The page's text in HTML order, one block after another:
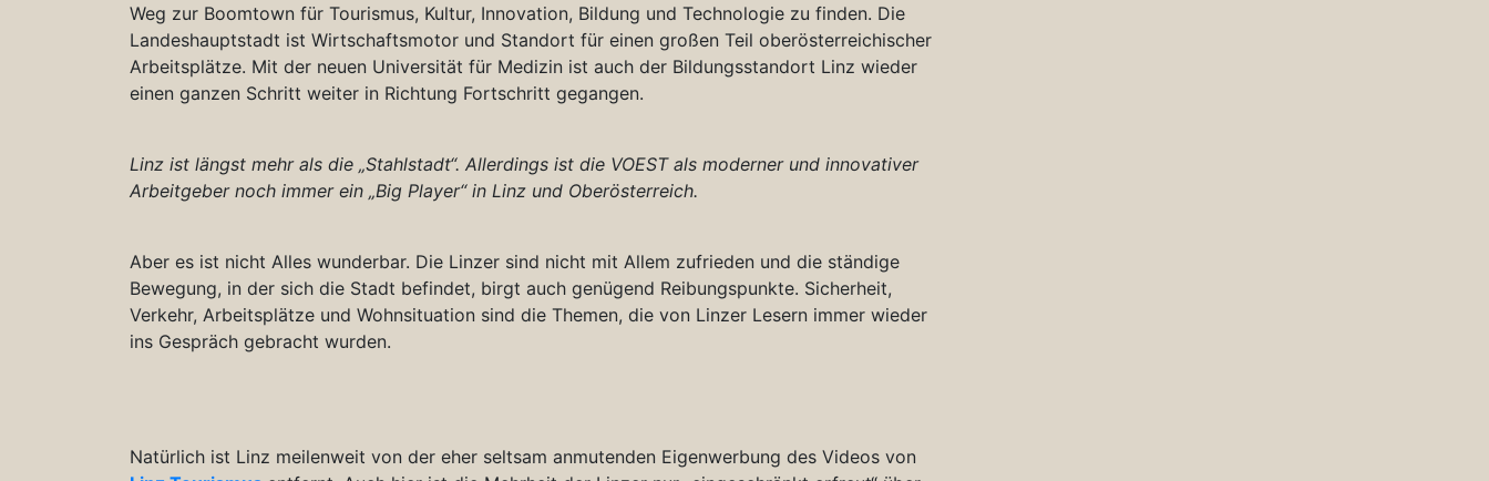
Weg zur Boomtown für Tourismus, Kultur, Innovation, Bildung und Technologie zu finden. Die
Landeshauptstadt ist Wirtschaftsmotor und Standort für einen großen Teil oberösterreichischer
Arbeitsplätze. Mit der neuen Universität für Medizin ist auch der Bildungsstandort Linz wieder
einen ganzen Schritt weiter in Richtung Fortschritt gegangen.
Linz ist längst mehr als die „Stahlstadt“. Allerdings ist die VOEST als moderner und innovativer
Arbeitgeber noch immer ein „Big Player“ in Linz und Oberösterreich.
Aber es ist nicht Alles wunderbar. Die Linzer sind nicht mit Allem zufrieden und die ständige
Bewegung, in der sich die Stadt befindet, birgt auch genügend Reibungspunkte. Sicherheit,
Verkehr, Arbeitsplätze und Wohnsituation sind die Themen, die von Linzer Lesern immer wieder
ins Gespräch gebracht wurden.
Natürlich ist Linz meilenweit von der eher seltsam anmutenden Eigenwerbung des Videos von